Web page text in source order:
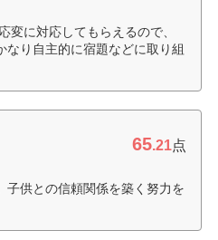
に対応してもらえるので、
り自主的に宿題などに取り組
65.21点
子供との信頼関係を築く努力を